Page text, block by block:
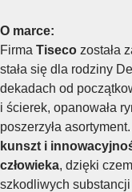
O marce:
Firma Tiseco została
stała się dla rodziny
dekadach od
i ścierek, opanowała
poszerzyła
kunszt i
człowieka, dzięki
szkodliwych